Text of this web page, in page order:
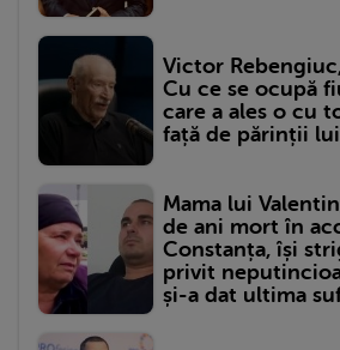
Victor
Cu ce se ocupă
care a ales o cu
față de părinții lui
Mama lui
de ani mort în
Constanța, își
privit
și-a dat ultima